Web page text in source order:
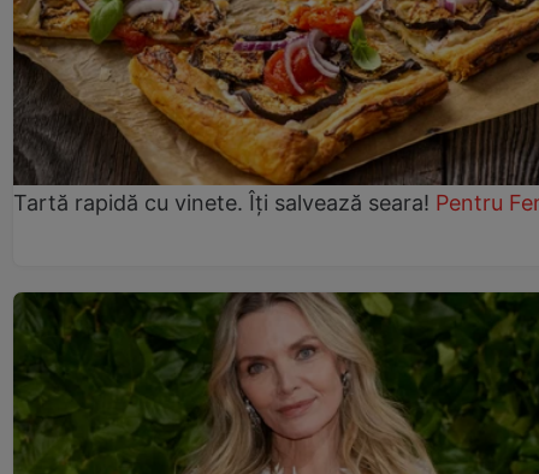
Tartă rapidă cu vinete. Îți salvează seara! Pentru